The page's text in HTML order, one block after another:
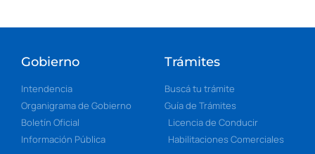
Gobierno
Intendencia
Organigrama de Gobierno
Boletín Oficial
Información Pública
Trámites
Buscá tu trámite
Guía de Trámites
Licencia de Conducir
Habilitaciones Comerciales